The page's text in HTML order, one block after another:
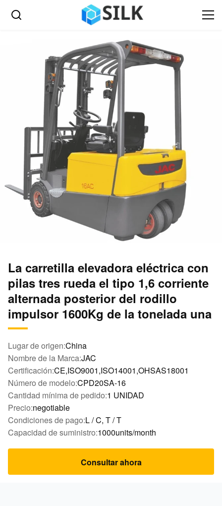
La carretilla elevadora eléctrica con
pilas tres rueda el tipo 1,6 corriente
alternada posterior del rodillo
impulsor 1600Kg de la tonelada una
Lugar de origen:China
Nombre de la Marca:JAC
Certificación:CE,ISO9001,ISO14001,OHSAS18001
Número de modelo:CPD20SA-16
Cantidad mínima de pedido:1 UNIDAD
Precio:negotiable
Condiciones de pago:L / C, T / T
Capacidad de suministro:1000units/month
Consultar ahora